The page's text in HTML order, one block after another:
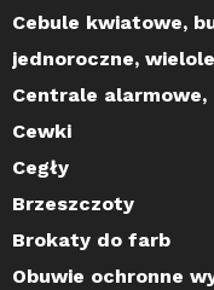
Cebule kwiatowe,
jednoroczne,
Centrale alarmowe,
Cewki
Cegły
Brzeszczoty
Brokaty do farb
Obuwie ochronne